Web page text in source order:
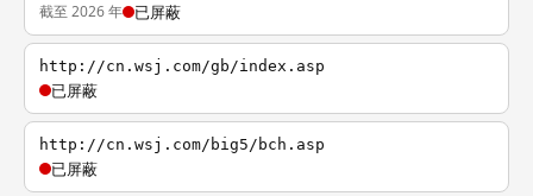
截至 2026 年 已屏蔽
http://cn.wsj.com/gb/index.asp
已屏蔽
http://cn.wsj.com/big5/bch.asp
已屏蔽